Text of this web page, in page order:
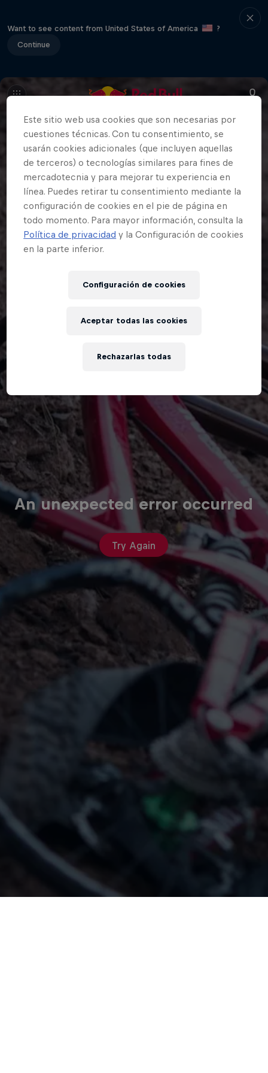
Want to see content from United States of America
?
Continue
An unexpected error occurred
Try Again
Este sitio web usa cookies que son necesarias por
cuestiones técnicas. Con tu consentimiento, se
usarán cookies adicionales (que incluyen aquellas
de terceros) o tecnologías similares para fines de
mercadotecnia y para mejorar tu experiencia en
línea. Puedes retirar tu consentimiento mediante la
configuración de cookies en el pie de página en
todo momento. Para mayor información, consulta la
Política de privacidad y la Configuración de cookies
en la parte inferior.
Configuración de cookies
Rechazarlas todas
Aceptar todas las cookies